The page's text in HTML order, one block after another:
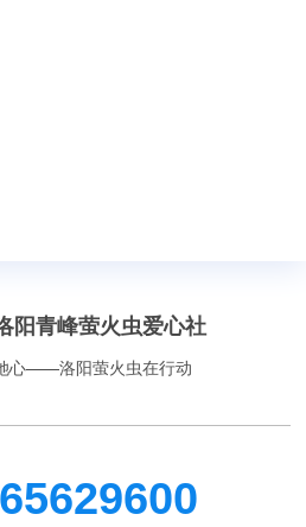
阳青峰萤火虫爱心社
心——洛阳萤火虫在行动